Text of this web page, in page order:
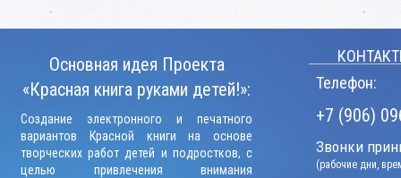
Основная идея Проекта
«Красная книга руками детей!»:
Создание электронного и печатного
вариантов Красной книги на основе
творческих работ детей и подростков, с
целью привлечения внимания
Телефон:
+7 (906)
Звонки
(рабочие дни,